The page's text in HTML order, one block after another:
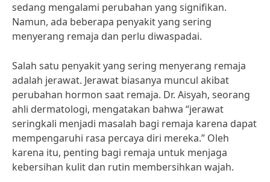
sedang mengalami perubahan yang signifikan.
Namun, ada beberapa penyakit yang sering
menyerang remaja dan perlu diwaspadai.
Salah satu penyakit yang sering menyerang remaja
adalah jerawat. Jerawat biasanya muncul akibat
perubahan hormon saat remaja. Dr. Aisyah, seorang
ahli dermatologi, mengatakan bahwa “jerawat
seringkali menjadi masalah bagi remaja karena dapat
mempengaruhi rasa percaya diri mereka.” Oleh
karena itu, penting bagi remaja untuk menjaga
kebersihan kulit dan rutin membersihkan wajah.